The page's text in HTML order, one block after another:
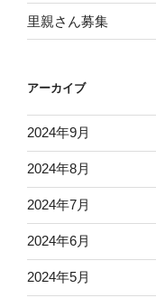
里親さん募集
アーカイブ
2024年9月
2024年8月
2024年7月
2024年6月
2024年5月